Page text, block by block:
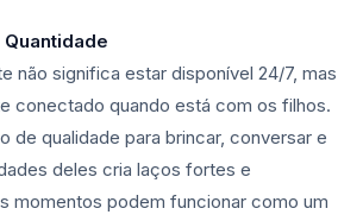
não significa estar disponível 24/7, mas
conectado quando está com os filhos.
de qualidade para brincar, conversar e
deles cria laços fortes e
momentos podem funcionar como um